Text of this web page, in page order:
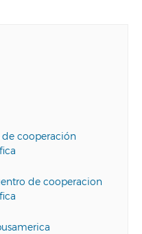
de cooperación
de cooperacion